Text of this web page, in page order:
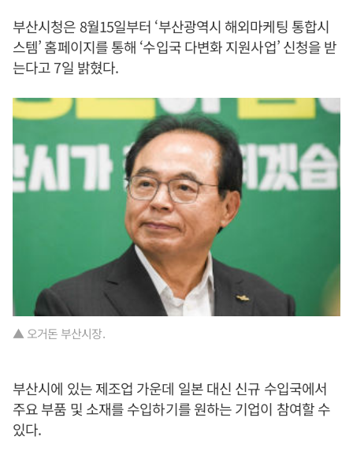
부산시청은 8월15일부터 ‘부산광역시 해외마케팅 통합시
스템’ 홈페이지를 통해 ‘수입국 다변화 지원사업’ 신청을 받
는다고 7일 밝혔다.
▲ 오거돈 부산시장.
부산시에 있는 제조업 가운데 일본 대신 신규 수입국에서
주요 부품 및 소재를 수입하기를 원하는 기업이 참여할 수
있다.